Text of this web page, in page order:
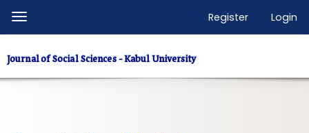
Quick
page
content
Toggle
navigation
Register Login
Journal of Social Sciences - Kabul University